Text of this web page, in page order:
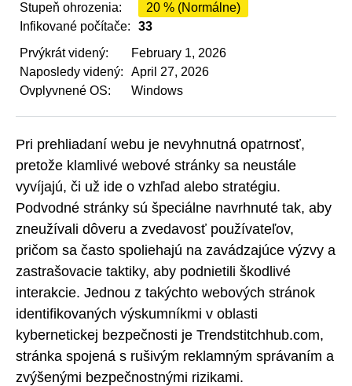
Stupeň ohrozenia:
20 % (Normálne)
Infikované počítače:
33
Prvýkrát videný:
February 1, 2026
Naposledy videný:
April 27, 2026
Ovplyvnené OS:
Windows
Pri prehliadaní webu je nevyhnutná opatrnosť,
pretože klamlivé webové stránky sa neustále
vyvíjajú, či už ide o vzhľad alebo stratégiu.
Podvodné stránky sú špeciálne navrhnuté tak, aby
zneužívali dôveru a zvedavosť používateľov,
pričom sa často spoliehajú na zavádzajúce výzvy a
zastrašovacie taktiky, aby podnietili škodlivé
interakcie. Jednou z takýchto webových stránok
identifikovaných výskumníkmi v oblasti
kybernetickej bezpečnosti je Trendstitchhub.com,
stránka spojená s rušivým reklamným správaním a
zvýšenými bezpečnostnými rizikami.